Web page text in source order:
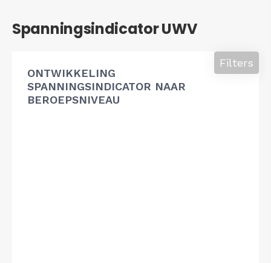
Spanningsindicator UWV
ONTWIKKELING
SPANNINGSINDICATOR NAAR
BEROEPSNIVEAU
Filters